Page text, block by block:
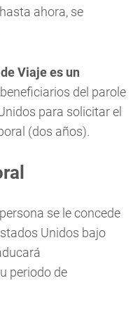
ahora, se
Viaje es un
del parole
para solicitar el
(dos años).
se le concede
Unidos bajo
periodo de